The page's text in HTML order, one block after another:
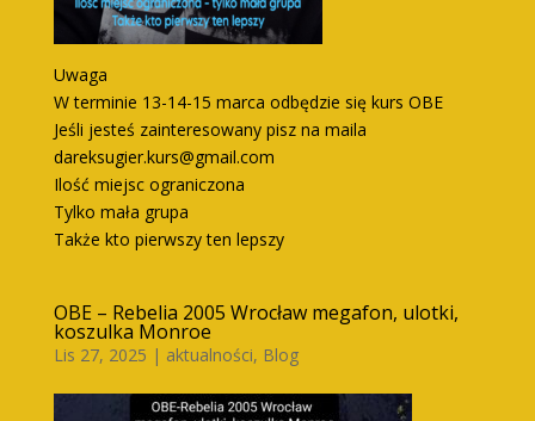
Uwaga
W terminie 13-14-15 marca odbędzie się kurs OBE
Jeśli jesteś zainteresowany pisz na maila
dareksugier.kurs@gmail.com
Ilość miejsc ograniczona
Tylko mała grupa
Także kto pierwszy ten lepszy
OBE – Rebelia 2005 Wrocław megafon, ulotki,
koszulka Monroe
Lis 27, 2025 | aktualności, Blog